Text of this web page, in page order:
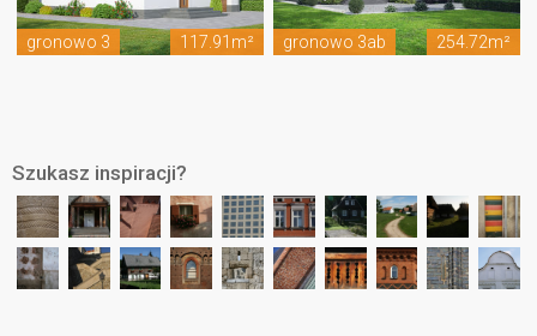
gronowo 3 117.91m² gronowo 3ab 254.72m²
Szukasz inspiracji?